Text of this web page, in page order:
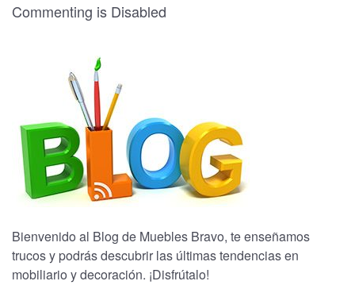
Commenting is Disabled
Bienvenido al Blog de Muebles Bravo, te enseñamos
trucos y podrás descubrir las últimas tendencias en
mobiliario y decoración. ¡Disfrútalo!